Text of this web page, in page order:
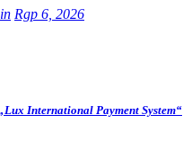
Rgp 6, 2026
International Payment System“